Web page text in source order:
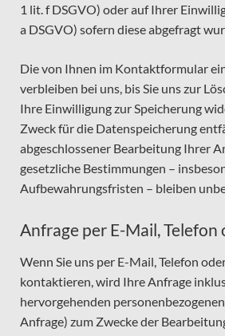
1 lit. f DSGVO) oder auf Ihrer
a DSGVO) sofern diese abgefragt
Die von Ihnen im Kontaktformular
verbleiben bei uns, bis Sie uns zur
Ihre Einwilligung zur Speicherung
Zweck für die Datenspeicherung
abgeschlossener Bearbeitung Ihrer
gesetzliche Bestimmungen –
Aufbewahrungsfristen – bleiben
Anfrage per E-Mail, Telefon
Wenn Sie uns per E-Mail, Telefon
kontaktieren, wird Ihre Anfrage
hervorgehenden
Anfrage) zum Zwecke der